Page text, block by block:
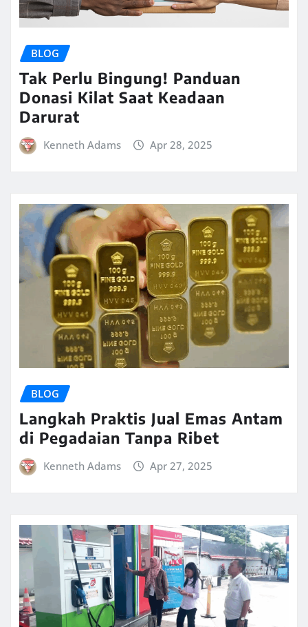
BLOG
Tak Perlu Bingung! Panduan
Donasi Kilat Saat Keadaan
Darurat
Kenneth Adams Apr 28, 2025
BLOG
Langkah Praktis Jual Emas Antam
di Pegadaian Tanpa Ribet
Kenneth Adams Apr 27, 2025